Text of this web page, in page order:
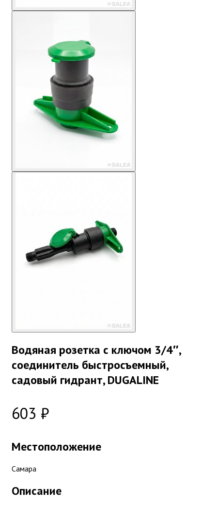
Водяная розетка с ключом 3/4″,
соединитель быстросъемный,
садовый гидрант, DUGALINE
603 ₽
Местоположение
Самара
Описание